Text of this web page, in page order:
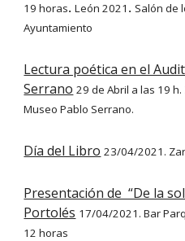
19 horas.León 2021 . Salón de
Ayuntamiento
Lectura poética en el
Serrano 29 de Abril a las 19
Museo Pablo Serrano.
Día del Libro 23/04/2021.
Presentación de “De la
Portolés 17/04/2021. Bar
12 horas